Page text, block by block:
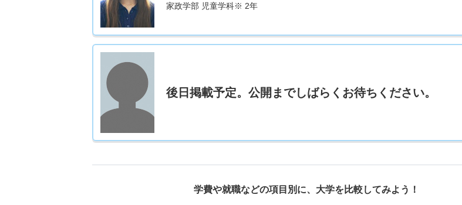
家政学部 児童学科※ 2年
後日掲載予定。公開までしばらくお待ちください。
学費や就職などの項目別に、 大学を比較してみよう！